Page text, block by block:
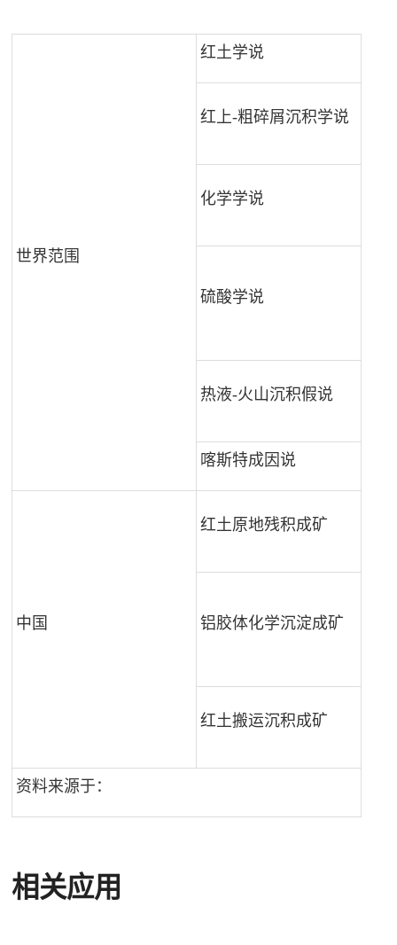
世界范围
红土学说
红上-粗碎屑沉积学说
化学学说
硫酸学说
热液-火山沉积假说
喀斯特成因说
中国
红土原地残积成矿
铝胶体化学沉淀成矿
红土搬运沉积成矿
资料来源于：
相关应用